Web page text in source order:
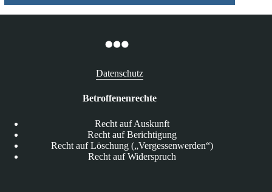
Datenschutz
Betroffenenrechte
Recht auf Auskunft
Recht auf Berichtigung
Recht auf Löschung („Vergessenwerden“)
Recht auf Widerspruch